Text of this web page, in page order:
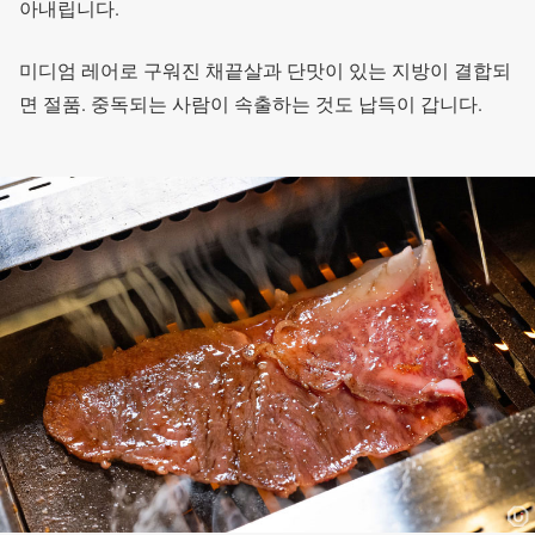
아내립니다.
미디엄 레어로 구워진 채끝살과 단맛이 있는 지방이 결합되
면 절품. 중독되는 사람이 속출하는 것도 납득이 갑니다.